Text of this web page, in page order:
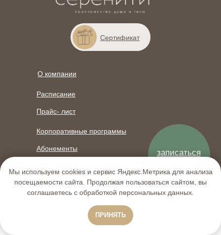
УСЛУГИ
Прайс- лист
Расписание
О компании
Абонементы
Корпоративные программы
Оздоровительный СПА
Сертификат
Мы используем cookies и сервис Яндекс.Метрика для анализа
посещаемости сайта. Продолжая пользоваться сайтом, вы
соглашаетесь с обработкой персональных данных.
ПРИНЯТЬ
Подарок близким